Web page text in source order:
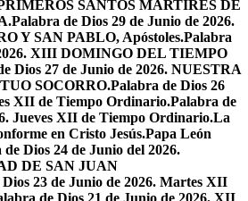
SANTOS MÁRTIRES DE
Palabra de Dios 29 de Junio de 2026.
Y SAN PABLO, Apóstoles.Palabra
XIII DOMINGO DEL TIEMPO
Dios 27 de Junio de 2026. NUESTRA
SOCORRO.Palabra de Dios 26
XII de Tiempo Ordinario.Palabra de
Jueves XII de Tiempo Ordinario.La
en Cristo Jesús.Papa León
Dios 24 de Junio del 2026.
DE SAN JUAN
23 de Junio de 2026. Martes XII
de Dios 21 de Junio de 2026. XII